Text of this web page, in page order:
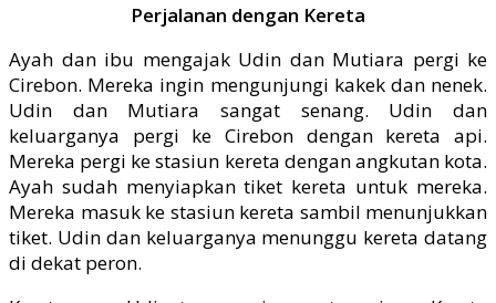
Perjalanan dengan Kereta
Ayah dan ibu mengajak Udin dan Mutiara pergi ke
Cirebon. Mereka ingin mengunjungi kakek dan nenek.
Udin dan Mutiara sangat senang. Udin dan
keluarganya pergi ke Cirebon dengan kereta api.
Mereka pergi ke stasiun kereta dengan angkutan kota.
Ayah sudah menyiapkan tiket kereta untuk mereka.
Mereka masuk ke stasiun kereta sambil menunjukkan
tiket. Udin dan keluarganya menunggu kereta datang
di dekat peron.